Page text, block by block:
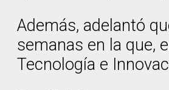
Además, adelantó
semanas en la que,
Tecnología e